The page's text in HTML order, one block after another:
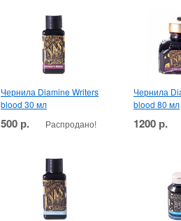
Чернила Diamine Writers
blood 30 мл
500 р. Распродано!
Чернила
blood 80 мл
1200 р.